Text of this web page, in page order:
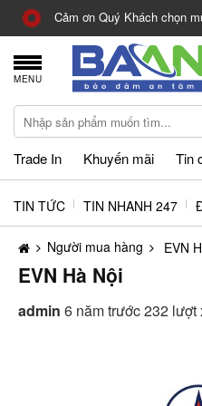
Skip
to
content
Cảm ơn Quý Khách chọn
MENU
Tìm
kiếm:
Trade In Khuyến mãi Tin
TIN TỨC TIN NHANH 247
Người mua hàng EVN
EVN Hà Nội
admin 6 năm trước232 lượt